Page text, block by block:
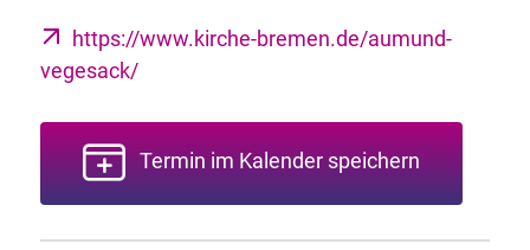
https://www.kirche-bremen.de/aumund-
vegesack/
Termin im Kalender speichern